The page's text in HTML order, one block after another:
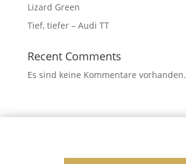
Lizard Green
Tief, tiefer – Audi TT
Recent Comments
Es sind keine Kommentare vorhanden.